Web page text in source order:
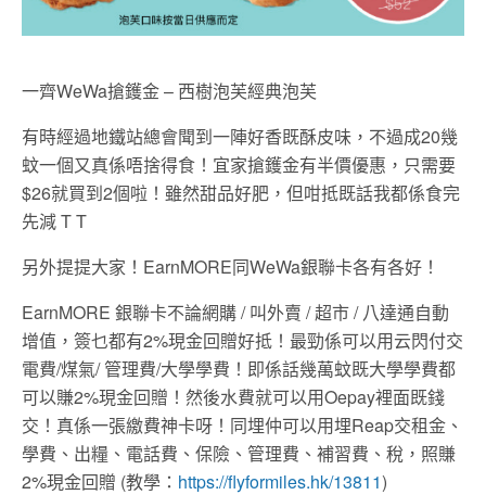
一齊WeWa搶鑊金 – 西樹泡芙經典泡芙
有時經過地鐵站總會聞到一陣好香既酥皮味，不過成20幾
蚊一個又真係唔捨得食！宜家搶鑊金有半價優惠，只需要
$26就買到2個啦！雖然甜品好肥，但咁抵既話我都係食完
先減 T T
另外提提大家！EarnMORE同WeWa銀聯卡各有各好！
EarnMORE 銀聯卡不論網購 / 叫外賣 / 超市 / 八達通自動
增值，簽乜都有2%現金回贈好抵！最勁係可以用云閃付交
電費/煤氣/ 管理費/大學學費！即係話幾萬蚊既大學學費都
可以賺2%現金回贈！然後水費就可以用Oepay裡面既錢
交！真係一張繳費神卡呀！同埋仲可以用埋Reap交租金、
學費、出糧、電話費、保險、管理費、補習費、稅，照賺
2%現金回贈 (教學： https://flyformiles.hk/13811)